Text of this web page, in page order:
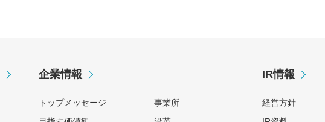
企業情報
トップメッセージ
事業所
IR情報
経営方針